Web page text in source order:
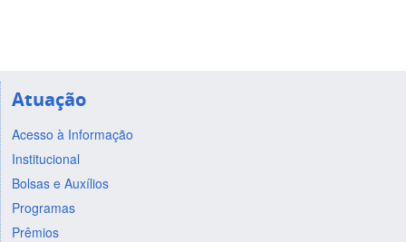
Atuação
Acesso à Informação
Institucional
Bolsas e Auxílios
Programas
Prêmios